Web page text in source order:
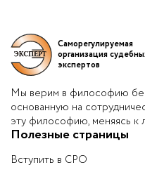
Саморегулируемая
организация
экспертов
Мы верим в философию
основанную на
эту философию, меняясь к
Полезные страницы
Вступить в СРО